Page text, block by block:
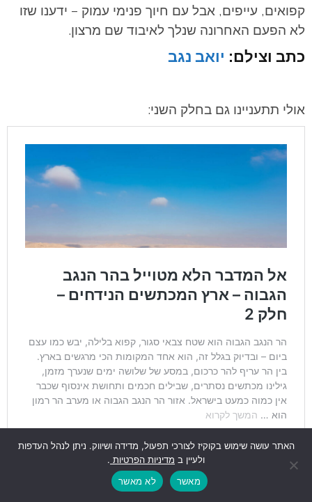
קפואים, עייפים, אבל עם חיוך פנימי עמוק – ידענו שזו
לא הפעם האחרונה שנלך לאיבוד שם מרצון.
כתב וצילם: יואב נגב
אולי תתעניינו גם בחלק השני:
האתר עושה שימוש בקוקיז לצורכי תפעול, מדידה ושיווק. ניתן לנהל העדפות
ולעיין ב מדיניות הפרטיות .
מאשר
לא מאשר